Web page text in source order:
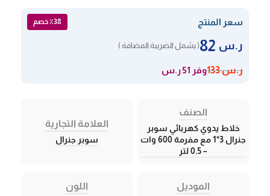
سعر المنتج ٪38 خصم
ر.س ( يشمل الضريبة المضافة )
ر.س133 وفر 51 ر.س
الصنف
خلاط يدوي كهربائي سوبر
جنرال 3*1 مع مفرمة 600 وات
– 0.5 لتر
العلامة التجارية
سوبر جنرال
الموديل اللون